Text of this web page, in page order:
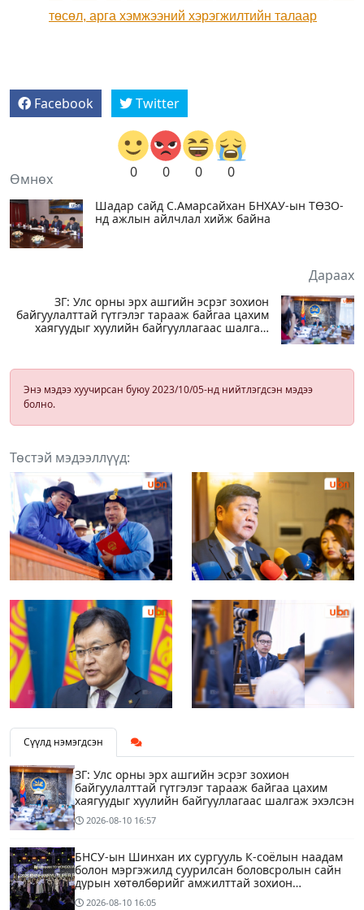
төсөл, арга хэмжээний хэрэгжилтийн талаар
Facebook Twitter
0 0 0 0
Өмнөх
Шадар сайд С.Амарсайхан БНХАУ-ын ТӨЗО-
нд ажлын айлчлал хийж байна
Дараах
ЗГ: Улс орны эрх ашгийн эсрэг зохион
байгуулалттай гүтгэлэг тарааж байгаа цахим
хаягуудыг хуулийн байгууллагаас шалгаж
Энэ мэдээ хуучирсан буюу 2023/10/05-нд нийтлэгдсэн мэдээ
болно.
Төстэй мэдээллүүд:
Сүүлд нэмэгдсэн
ЗГ: Улс орны эрх ашгийн эсрэг зохион
байгуулалттай гүтгэлэг тарааж байгаа цахим
хаягуудыг хуулийн байгууллагаас шалгаж эхэлсэн
2026-08-10 16:57
БНСУ-ын Шинхан их сургууль К-соёлын наадам
болон мэргэжилд суурилсан боловсролын сайн
дурын хөтөлбөрийг амжилттай зохион
байгууллаа
2026-08-10 16:05